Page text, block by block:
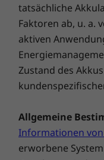
tatsächliche
Faktoren ab, u. a.
aktiven
Zustand des
Allgemeine
Informationen
erworbene